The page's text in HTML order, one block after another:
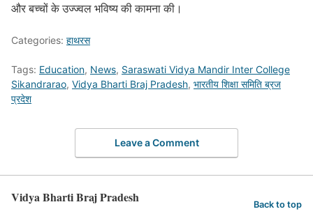
और बच्चों के उज्ज्वल भविष्य की कामना की।
Categories: हाथरस
Tags: Education, News, Saraswati Vidya Mandir Inter College
Sikandrarao, Vidya Bharti Braj Pradesh, भारतीय शिक्षा समिति ब्रज
प्रदेश
Leave a Comment
Vidya Bharti Braj Pradesh Back to top